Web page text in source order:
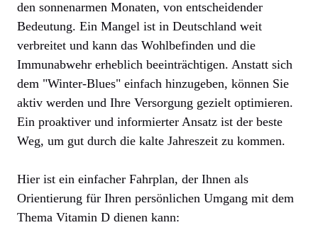
den sonnenarmen Monaten, von entscheidender
Bedeutung. Ein Mangel ist in Deutschland weit
verbreitet und kann das Wohlbefinden und die
Immunabwehr erheblich beeinträchtigen. Anstatt sich
dem "Winter-Blues" einfach hinzugeben, können Sie
aktiv werden und Ihre Versorgung gezielt optimieren.
Ein proaktiver und informierter Ansatz ist der beste
Weg, um gut durch die kalte Jahreszeit zu kommen.
Hier ist ein einfacher Fahrplan, der Ihnen als
Orientierung für Ihren persönlichen Umgang mit dem
Thema Vitamin D dienen kann: